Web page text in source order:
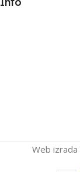
Web izrada